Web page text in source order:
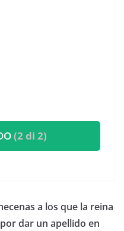
(2 di 2)
a los que la reina
dar un apellido en